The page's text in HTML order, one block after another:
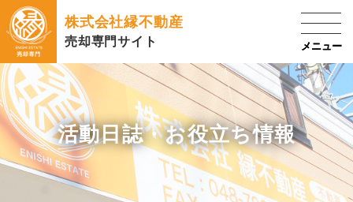
株式会社縁不動産
売却専門サイト
活動日誌・お役立ち情報